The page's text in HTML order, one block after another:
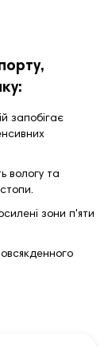
запобігає
вологу та
зони п'яти